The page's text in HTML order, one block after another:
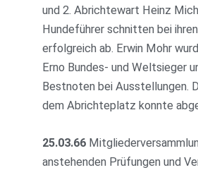
und 2. Abrichtewart Heinz
Hundeführer schnitten bei
erfolgreich ab. Erwin Mohr
Erno Bundes- und Weltsieger
Bestnoten bei Ausstellungen.
dem Abrichteplatz konnte
25.03.66
anstehenden Prüfungen und